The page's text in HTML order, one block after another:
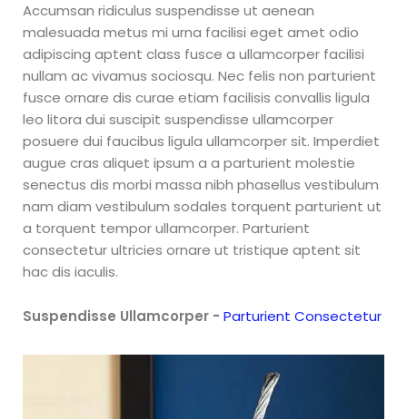
Accumsan ridiculus suspendisse ut aenean
malesuada metus mi urna facilisi eget amet odio
adipiscing aptent class fusce a ullamcorper facilisi
nullam ac vivamus sociosqu. Nec felis non parturient
fusce ornare dis curae etiam facilisis convallis ligula
leo litora dui suscipit suspendisse ullamcorper
posuere dui faucibus ligula ullamcorper sit. Imperdiet
augue cras aliquet ipsum a a parturient molestie
senectus dis morbi massa nibh phasellus vestibulum
nam diam vestibulum sodales torquent parturient ut
a torquent tempor ullamcorper. Parturient
consectetur ultricies ornare ut tristique aptent sit
hac dis iaculis.
Suspendisse Ullamcorper - Parturient Consectetur